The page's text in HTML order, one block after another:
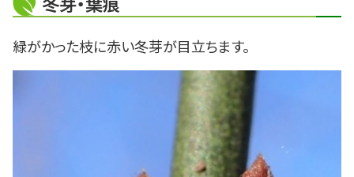
緑がかった枝に赤い冬芽が目立ちます。